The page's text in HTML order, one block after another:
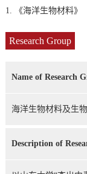
1. 《海洋生物材料》
Research Group
Name of Research
海洋生物材料及生
Description of